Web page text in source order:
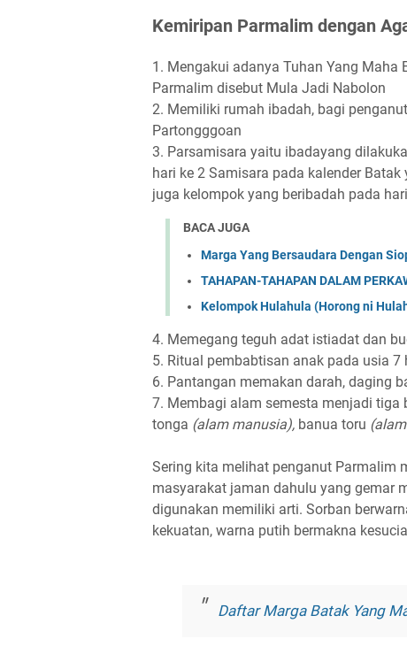
Kemiripan Parmalim dengan
1. Mengakui adanya Tuhan Yang Maha
Parmalim disebut Mula Jadi Nabolon
2. Memiliki rumah ibadah, bagi
Partongggoan
3. Parsamisara yaitu ibadayang
hari ke 2 Samisara pada kalender
juga kelompok yang beribadah pada
BACA JUGA
Marga Yang Bersaudara Dengan
TAHAPAN-TAHAPAN DALAM
Kelompok Hulahula (Horong ni
4. Memegang teguh adat istiadat dan
5. Ritual pembabtisan anak pada usia
6. Pantangan memakan darah, daging
7. Membagi alam semesta menjadi tiga
tonga (alam manusia), banua toru
Sering kita melihat penganut Parmalim
masyarakat jaman dahulu yang gemar
digunakan memiliki arti. Sorban
kekuatan, warna putih bermakna
Daftar Marga Batak Yang